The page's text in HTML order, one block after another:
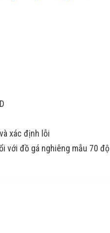
xác định lỗi
với đồ gá nghiêng mẫu 70 độ